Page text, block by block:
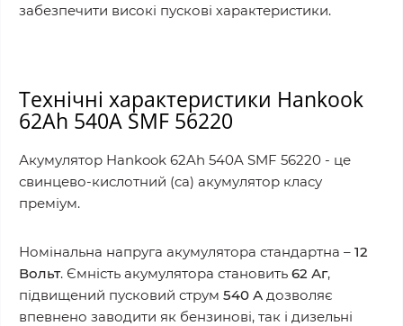
забезпечити високі пускові характеристики.
Технічні характеристики Hankook
62Ah 540A SMF 56220
Акумулятор Hankook 62Ah 540A SMF 56220 - це
свинцево-кислотний (ca) акумулятор класу
преміум.
Номінальна напруга акумулятора стандартна – 12
Вольт. Ємність акумулятора становить 62 Аг,
підвищений пусковий струм 540 А дозволяє
впевнено заводити як бензинові, так і дизельні